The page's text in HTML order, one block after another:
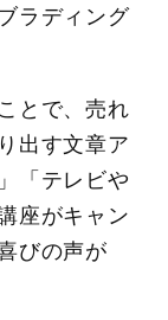
ラディング
とで、売れ
出す文章ア
「テレビや
座がキャン
びの声が